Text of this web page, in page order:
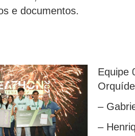
e documentos.
Equipe
–
–